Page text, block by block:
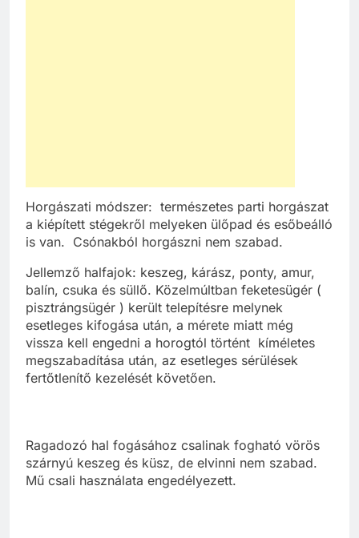
Horgászati módszer: természetes parti horgászat
a kiépített stégekről melyeken ülőpad és esőbeálló
is van. Csónakból horgászni nem szabad.
Jellemző halfajok: keszeg, kárász, ponty, amur,
balín, csuka és süllő. Közelmúltban feketesügér (
pisztrángsügér ) került telepítésre melynek
esetleges kifogása után, a mérete miatt még
vissza kell engedni a horogtól történt kíméletes
megszabadítása után, az esetleges sérülések
fertőtlenítő kezelését követően.
Ragadozó hal fogásához csalinak fogható vörös
szárnyú keszeg és küsz, de elvinni nem szabad.
Mű csali használata engedélyezett.